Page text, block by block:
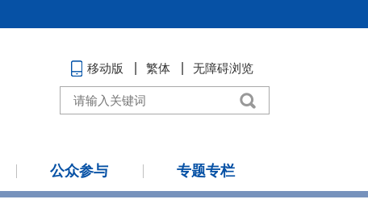
移动版 繁体 无障碍浏览
公众参与 专题专栏